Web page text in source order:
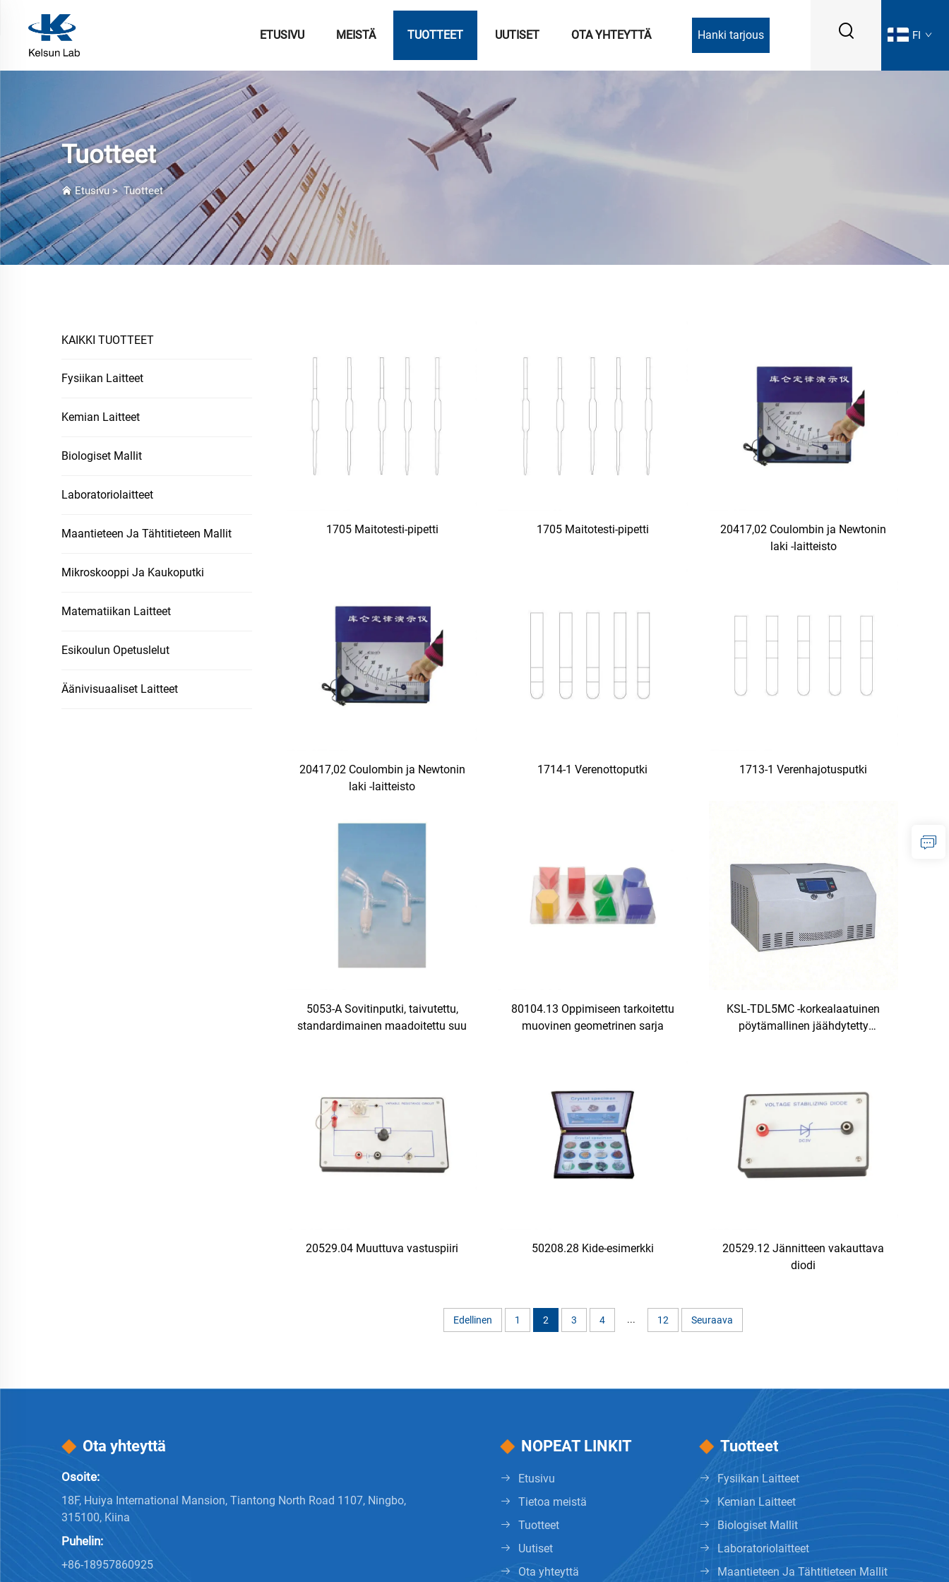
ETUSIVU MEISTÄ TUOTTEET UUTISET OTA YHTEYTTÄ Hanki tarjous FI
Tuotteet
Etusivu>Tuotteet
KAIKKI TUOTTEET
Fysiikan Laitteet
Kemian Laitteet
Biologiset Mallit
Laboratoriolaitteet
Maantieteen Ja Tähtitieteen Mallit
Mikroskooppi Ja Kaukoputki
Matematiikan Laitteet
Esikoulun Opetuslelut
Äänivisuaaliset Laitteet
1705 Maitotesti-pipetti 1705 Maitotesti-pipetti
20417,02 Coulombin ja Newtonin
laki -laitteisto
20417,02 Coulombin ja Newtonin
laki -laitteisto
1714-1 Verenottoputki 1713-1 Verenhajotusputki
5053-A Sovitinputki, taivutettu,
standardimainen maadoitettu suu
80104.13 Oppimiseen tarkoitettu
muovinen geometrinen sarja
KSL-TDL5MC -korkealaatuinen
pöytämallinen jäähdytetty
20529.04 Muuttuva vastuspiiri 50208.28 Kide-esimerkki
20529.12 Jännitteen vakauttava
diodi
Edellinen 1 2 3 4 ... 12 Seuraava
Ota yhteyttä
Osoite:
18F, Huiya International Mansion, Tiantong North Road 1107, Ningbo,
315100, Kiina
Puhelin:
+86-18957860925
NOPEAT LINKIT
Etusivu
Tietoa meistä
Tuotteet
Uutiset
Ota yhteyttä
Tuotteet
Fysiikan Laitteet
Kemian Laitteet
Biologiset Mallit
Laboratoriolaitteet
Maantieteen Ja Tähtitieteen Mallit